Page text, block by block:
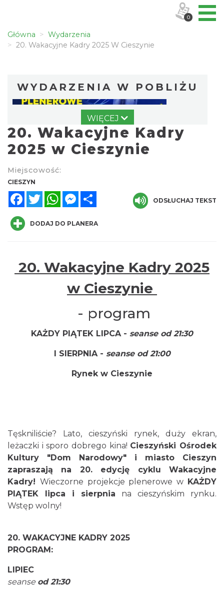
Główna
Wydarzenia
20. Wakacyjne Kadry 2025 W Cieszynie
WYDARZENIA W POBLIŻU
Cieszyn
Cieszyn
0.00 km
WIĘCEJ
20. Wakacyjne Kadry
2025 w Cieszynie
Miejscowość:
CIESZYN
FacebookTwitterWhatsAppMessenger
ODSŁUCHAJ TEKST
DODAJ DO PLANERA
20. Wakacyjne Kadry 2025
w Cieszynie
- program
KAŻDY PIĄTEK LIPCA - seanse od 21:30
I SIERPNIA - seanse od 21:00
Rynek w Cieszynie
Tęskniliście? Lato, cieszyński rynek, duży ekran,
leżaczki i sporo dobrego kina! Cieszyński Ośrodek
Kultury "Dom Narodowy" i miasto Cieszyn
zapraszają na 20. edycję cyklu Wakacyjne
Kadry! Wieczorne projekcje plenerowe w KAŻDY
PIĄTEK lipca i sierpnia na cieszyńskim rynku.
Wstęp wolny!
20. WAKACYJNE KADRY 2025
PROGRAM:
LIPIEC
seanse od 21:30
0